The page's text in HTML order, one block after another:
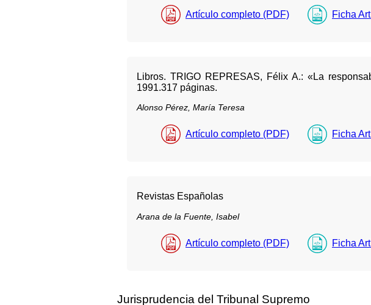
Artículo completo (PDF) Ficha
Libros. TRIGO REPRESAS, Félix A.: «La
1991.317 páginas.
Alonso Pérez, María Teresa
Artículo completo (PDF) Ficha
Revistas Españolas
Arana de la Fuente, Isabel
Artículo completo (PDF) Ficha
Jurisprudencia del Tribunal Supremo